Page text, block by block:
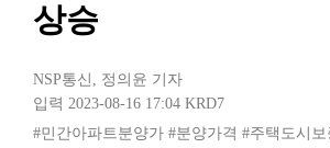
상승
NSP통신 , 정의윤 기자
입력 2023-08-16 17:04 KRD7
#민간아파트분양가 #분양가격 #주택도시